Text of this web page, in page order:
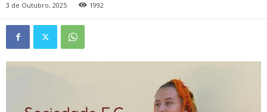
3 de Outubro, 2025 1992